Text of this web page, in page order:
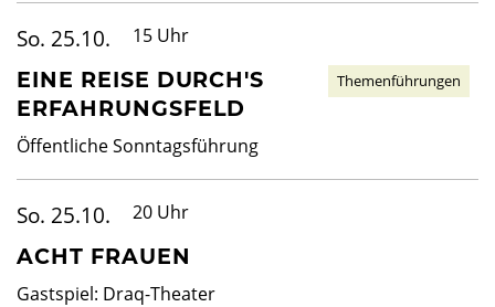
So. 25.10. 15 Uhr
EINE REISE DURCH'S
ERFAHRUNGSFELD
Öffentliche Sonntagsführung
Themenführungen
So. 25.10. 20 Uhr
ACHT FRAUEN
Gastspiel: Draq-Theater